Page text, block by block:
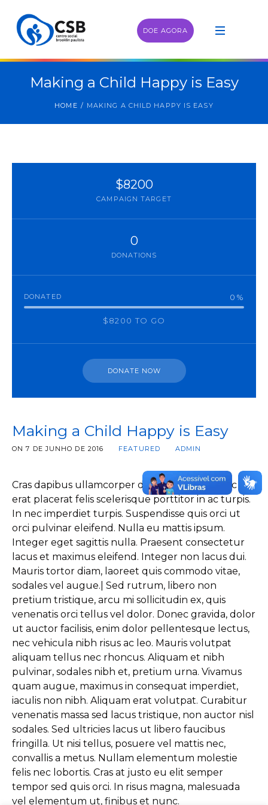
DOE AGORA
Making a Child Happy is Easy
HOME / MAKING A CHILD HAPPY IS EASY
$8200
CAMPAIGN TARGET
0
DONATIONS
DONATED 0 %
$8200 TO GO
DONATE NOW
Making a Child Happy is Easy
ON7 DE JUNHO DE 2016 FEATURED ADMIN
Cras dapibus ullamcorper dictum. Vivamus nec
erat placerat felis scelerisque porttitor in ac turpis.
In nec imperdiet turpis. Suspendisse quis orci ut
orci pulvinar eleifend. Nulla eu mattis ipsum.
Integer eget sagittis nulla. Praesent consectetur
lacus et maximus eleifend. Integer non lacus dui.
Mauris tortor diam, laoreet quis commodo vitae,
sodales vel augue.| Sed rutrum, libero non
pretium tristique, arcu mi sollicitudin ex, quis
venenatis orci tellus vel dolor. Donec gravida, dolor
ut auctor facilisis, enim dolor pellentesque lectus,
nec vehicula nibh risus ac leo. Mauris volutpat
aliquam tellus nec rhoncus. Aliquam et nibh
pulvinar, sodales nibh et, pretium urna. Vivamus
quam augue, maximus in consequat imperdiet,
iaculis non nibh. Aliquam erat volutpat. Curabitur
venenatis massa sed lacus tristique, non auctor nisl
sodales. Sed ultricies lacus ut libero faucibus
fringilla. Ut nisi tellus, posuere vel mattis nec,
convallis a metus. Nullam elementum molestie
felis nec lobortis. Cras at justo eu elit semper
tempor sed quis orci. In risus magna, malesuada
vel elementum ut, finibus et nunc.